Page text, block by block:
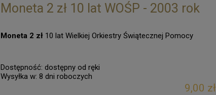
Moneta 2 zł 10 lat WOŚP - 2003 rok
Moneta 2 zł 10 lat Wielkiej Orkiestry Świątecznej Pomocy
Dostępność: dostępny od ręki
Wysyłka w: 8 dni roboczych
9,00 zł